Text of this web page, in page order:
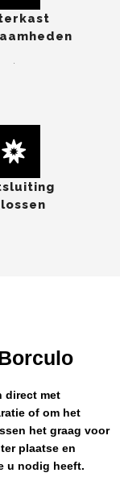
direct met
of om het
het graag voor
plaatse en
u nodig heeft.